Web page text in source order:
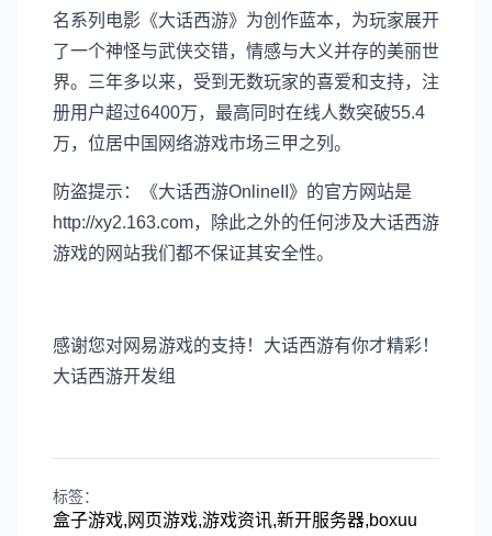
名系列电影《大话西游》为创作蓝本，为玩家展开
了一个神怪与武侠交错，情感与大义并存的美丽世
界。三年多以来，受到无数玩家的喜爱和支持，注
册用户超过6400万，最高同时在线人数突破55.4
万，位居中国网络游戏市场三甲之列。
防盗提示：《大话西游OnlineII》的官方网站是
http://xy2.163.com，除此之外的任何涉及大话西游
游戏的网站我们都不保证其安全性。
感谢您对网易游戏的支持！大话西游有你才精彩！
大话西游开发组
标签：
盒子游戏,网页游戏,游戏资讯,新开服务器,boxuu